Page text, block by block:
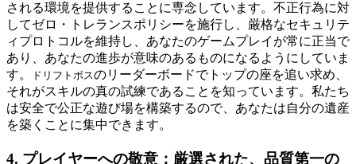
される環境を提供することに専念しています。不正行為に対
してゼロ・トレランスポリシーを施行し、厳格なセキュリテ
ィプロトコルを維持し、あなたのゲームプレイが常に正当で
あり、あなたの進歩が意味のあるものになるようにしていま
す。
ドリフトボスのリーダーボードでトップの座を追い求め、
それがスキルの真の試練であることを知っています。私たち
は安全で公正な遊び場を構築するので、あなたは自分の遺産
を築くことに集中できます。
4. プレイヤーへの敬意：厳選された、品質第一の